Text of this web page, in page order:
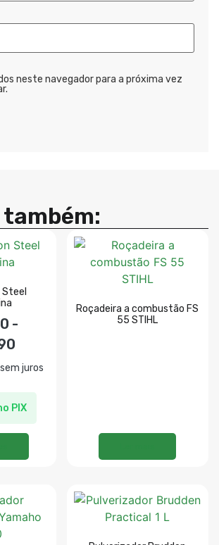
neste navegador para a próxima vez
-
sem juros
PIX
Roçadeira a combustão FS
55 STIHL